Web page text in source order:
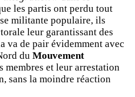
les partis ont perdu tout
militante populaire, ils
leur garantissant des
va de pair évidemment avec
du Mouvement
membres et leur arrestation
sans la moindre réaction